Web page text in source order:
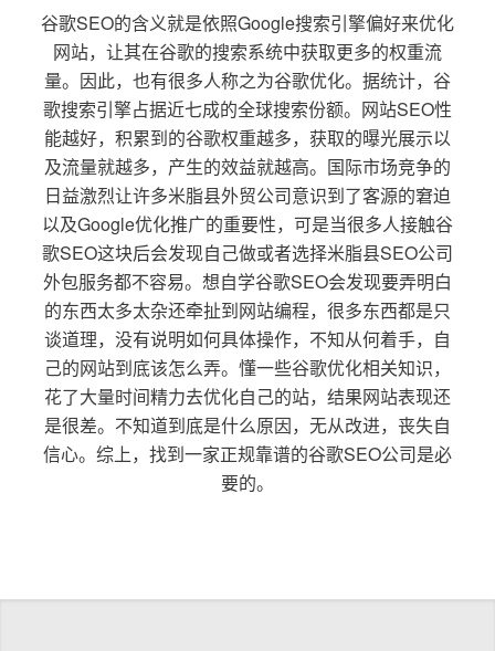
谷歌SEO的含义就是依照Google搜索引擎偏好来优化
网站，让其在谷歌的搜索系统中获取更多的权重流
量。因此，也有很多人称之为谷歌优化。据统计，谷
歌搜索引擎占据近七成的全球搜索份额。网站SEO性
能越好，积累到的谷歌权重越多，获取的曝光展示以
及流量就越多，产生的效益就越高。国际市场竞争的
日益激烈让许多米脂县外贸公司意识到了客源的窘迫
以及Google优化推广的重要性，可是当很多人接触谷
歌SEO这块后会发现自己做或者选择米脂县SEO公司
外包服务都不容易。想自学谷歌SEO会发现要弄明白
的东西太多太杂还牵扯到网站编程，很多东西都是只
谈道理，没有说明如何具体操作，不知从何着手，自
己的网站到底该怎么弄。懂一些谷歌优化相关知识，
花了大量时间精力去优化自己的站，结果网站表现还
是很差。不知道到底是什么原因，无从改进，丧失自
信心。综上，找到一家正规靠谱的谷歌SEO公司是必
要的。